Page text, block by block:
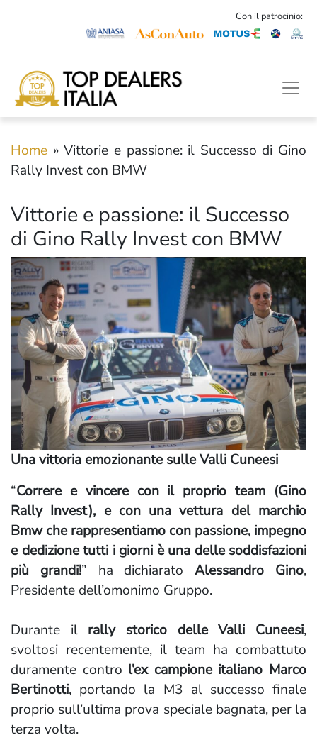
Con il patrocinio:
Home »Vittorie e passione: il Successo di Gino
Rally Invest con BMW
Vittorie e passione: il Successo
di Gino Rally Invest con BMW
Una vittoria emozionante sulle Valli Cuneesi
“Correre e vincere con il proprio team (Gino
Rally Invest), e con una vettura del marchio
Bmw che rappresentiamo con passione, impegno
e dedizione tutti i giorni è una delle soddisfazioni
più grandi!” ha dichiaratoAlessandro Gino,
Presidente dell’omonimo Gruppo.
Durante il rally storico delle Valli Cuneesi,
svoltosi recentemente, il team ha combattuto
duramente contro l’ex campione italiano Marco
Bertinotti, portando la M3 al successo finale
proprio sull’ultima prova speciale bagnata, per la
terza volta.